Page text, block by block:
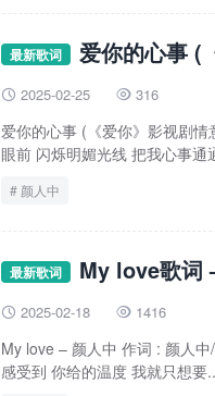
最新歌词 爱你的心事 (
 2025-02-25  316
爱你的心事 (《爱你》影视剧
眼前 闪烁明媚光线 把我心事通
颜人中
最新歌词 My love歌词
 2025-02-18  1416
My love – 颜人中 作词 : 颜人
感受到 你给的温度 我就只想要